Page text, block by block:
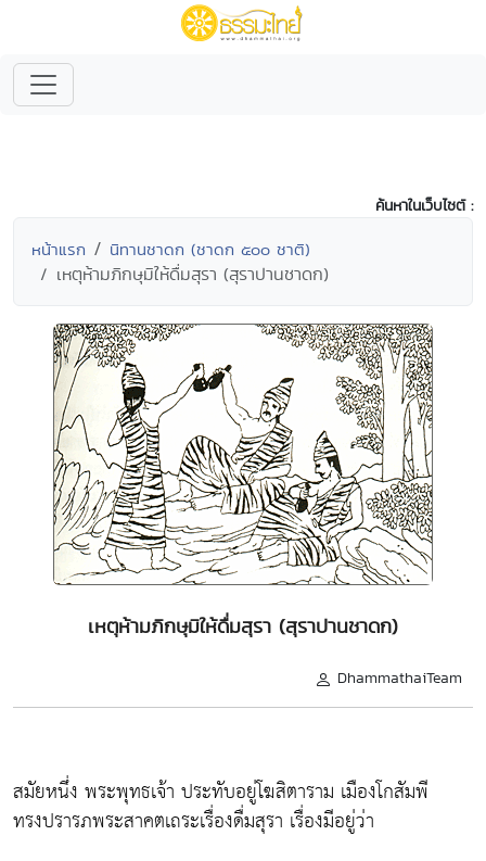
ค้นหาในเว็บไซต์ :
หน้าแรก นิทานชาดก (ชาดก ๕๐๐ ชาติ)
เหตุห้ามภิกษุมิให้ดื่มสุรา (สุราปานชาดก)
เหตุห้ามภิกษุมิให้ดื่มสุรา (สุราปานชาดก)
DhammathaiTeam
สมัยหนึ่ง พระพุทธเจ้า ประทับอยู่โฆสิตาราม เมืองโกสัมพี
ทรงปรารภพระสาคตเถระเรื่องดื่มสุรา เรื่องมีอยู่ว่า